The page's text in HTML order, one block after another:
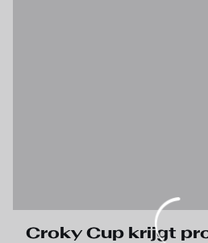
Croky Cup krijgt